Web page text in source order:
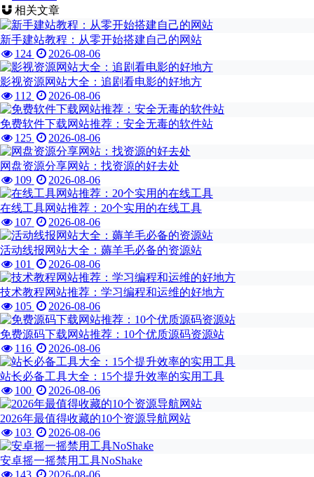
相关文章
新手建站教程：从零开始搭建自己的网站
124
2026-08-06
影视资源网站大全：追剧看电影的好地方
112
2026-08-06
免费软件下载网站推荐：安全无毒的软件站
125
2026-08-06
网盘资源分享网站：找资源的好去处
109
2026-08-06
在线工具网站推荐：20个实用的在线工具
107
2026-08-06
活动线报网站大全：薅羊毛必备的资源站
101
2026-08-06
技术教程网站推荐：学习编程和运维的好地方
105
2026-08-06
免费源码下载网站推荐：10个优质源码资源站
116
2026-08-06
站长必备工具大全：15个提升效率的实用工具
100
2026-08-06
2026年最值得收藏的10个资源导航网站
103
2026-08-06
安卓摇一摇禁用工具NoShake
143
2026-08-06